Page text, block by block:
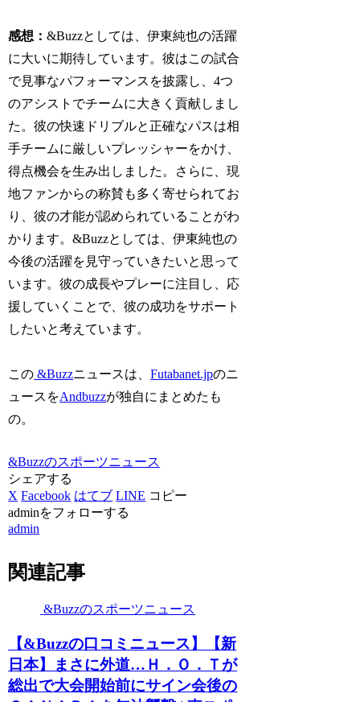
感想：&Buzzとしては、伊東純也の活躍
に大いに期待しています。彼はこの試合
で見事なパフォーマンスを披露し、4つ
のアシストでチームに大きく貢献しまし
た。彼の快速ドリブルと正確なパスは相
手チームに厳しいプレッシャーをかけ、
得点機会を生み出しました。さらに、現
地ファンからの称賛も多く寄せられてお
り、彼の才能が認められていることがわ
かります。&Buzzとしては、伊東純也の
今後の活躍を見守っていきたいと思って
います。彼の成長やプレーに注目し、応
援していくことで、彼の成功をサポート
したいと考えています。
この &Buzzニュースは、Futabanet.jpのニ
ュースをAndbuzzが独自にまとめたも
の。
&Buzzのスポーツニュース
シェアする
X Facebook はてブ LINE コピー
adminをフォローする
admin
関連記事
&Buzzのスポーツニュース
【&Buzzの口コミニュース】【新
日本】まさに外道…Ｈ．Ｏ．Ｔが
総出で大会開始前にサイン会後の